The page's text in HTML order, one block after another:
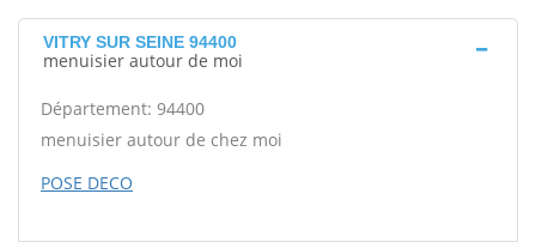
VITRY SUR SEINE 94400
menuisier autour de moi
Département: 94400
menuisier autour de chez moi
POSE DECO